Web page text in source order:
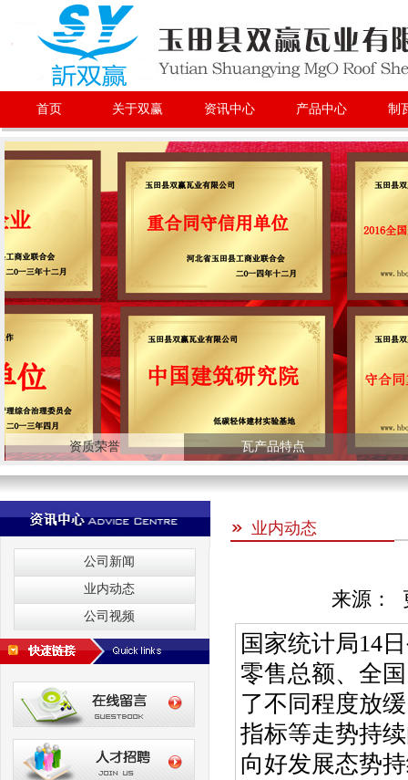
首页 关于双赢 资讯中心 产品中心 制
资质荣誉 瓦产品特点
公司新闻
业内动态
公司视频
业内动态
来源：
国家统计局14
零售总额、全
了不同程度放
指标等走势持
向好发展态势